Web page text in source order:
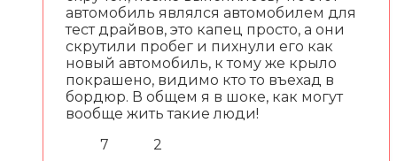
автомобиль являлся автомобилем для
тест драйвов, это капец просто, а они
скрутили пробег и пихнули его как
новый автомобиль, к тому же крыло
покрашено, видимо кто то въехад в
бордюр. В общем я в шоке, как могут
вообще жить такие люди!
7
2